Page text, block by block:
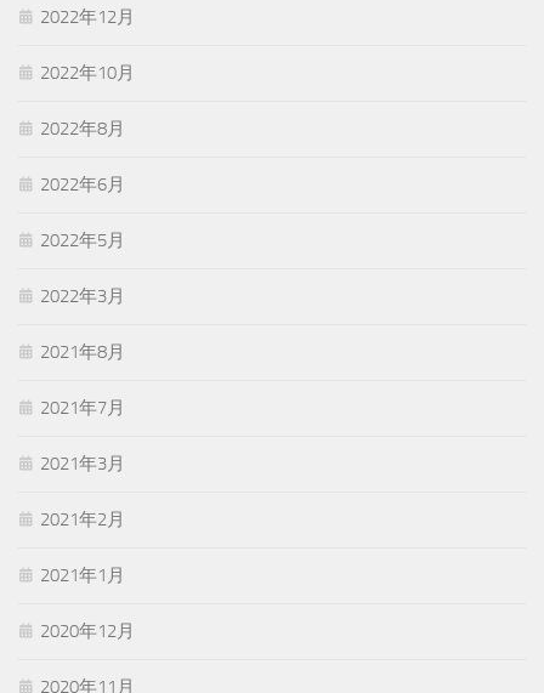
2022年12月
2022年10月
2022年8月
2022年6月
2022年5月
2022年3月
2021年8月
2021年7月
2021年3月
2021年2月
2021年1月
2020年12月
2020年11月